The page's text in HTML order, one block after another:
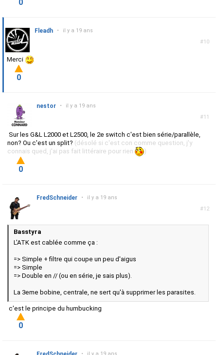
0
#10
Fleadh • il y a 19 ans
Merci
0
#11
nestor • il y a 19 ans
Sur les G&L L2000 et L2500, le 2e switch c'est bien série/parallèle,
non? Ou c'est un split? (désolé si c'est con comme question, j'y
connais qued, j'ai pas fait littéraire pour rien
)
0
#12
FredSchneider • il y a 19 ans
Basstyra
L'ATK est cablée comme ça :
=> Simple + filtre qui coupe un peu d'aigus
=> Simple
=> Double en // (ou en série, je sais plus).
La 3eme bobine, centrale, ne sert qu'à supprimer les parasites.
c'est le principe du humbucking
0